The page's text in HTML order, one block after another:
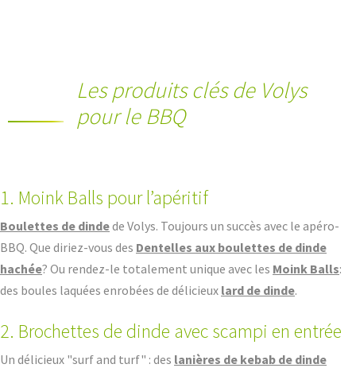
Les produits clés de Volys
pour le BBQ
1. Moink Balls pour l’apéritif
Boulettes de dindede Volys. Toujours un succès avec le apéro-
BBQ. Que diriez-vous des Dentelles aux boulettes de dinde
hachée? Ou rendez-le totalement unique avec les Moink Balls:
des boules laquées enrobées de délicieux lard de dinde.
2. Brochettes de dinde avec scampi en entrée
Un délicieux "surf and turf" : des lanières de kebab de dinde